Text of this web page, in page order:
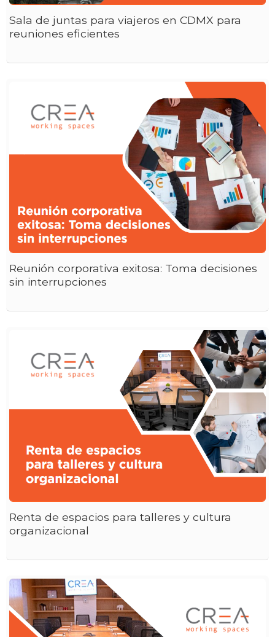
Sala de juntas para viajeros en CDMX para
reuniones eficientes
Reunión corporativa exitosa: Toma decisiones
sin interrupciones
Renta de espacios para talleres y cultura
organizacional